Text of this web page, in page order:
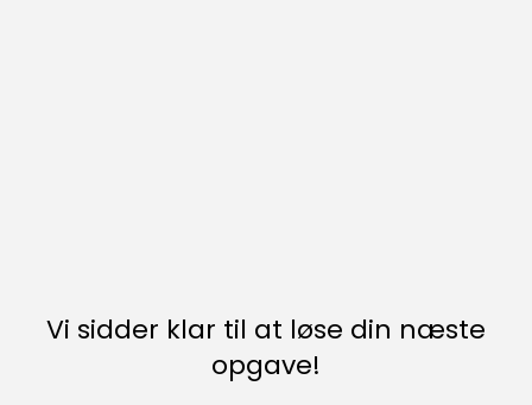
Vi sidder klar til at løse din næste
opgave!